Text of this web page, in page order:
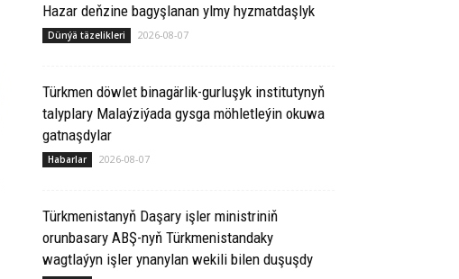
Hazar deňzine bagyşlanan ylmy hyzmatdaşlyk
Dünýä täzelikleri 2026-08-07
Türkmen döwlet binagärlik-gurluşyk institutynyň
talyplary Malaýziýada gysga möhletleýin okuwa
gatnaşdylar
Habarlar 2026-08-07
Türkmenistanyň Daşary işler ministriniň
orunbasary ABŞ-nyň Türkmenistandaky
wagtlaýyn işler ynanylan wekili bilen duşuşdy